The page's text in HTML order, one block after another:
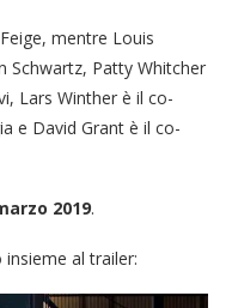
mentre Louis
Schwartz, Patty Whitcher
Lars Winther è il co-
e David Grant è il co-
2019.
al trailer: